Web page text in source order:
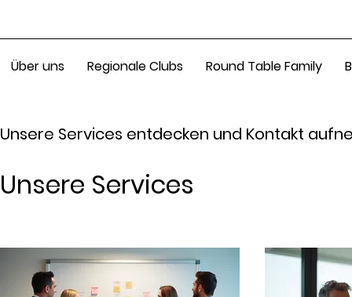
Über uns Regionale Clubs Round Table Family
Unsere Services entdecken und Kontakt
Unsere Services